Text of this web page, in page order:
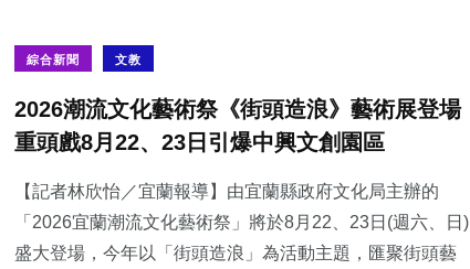
綜合新聞 文教
2026潮流文化藝術祭《街頭造浪》藝術展登場
重頭戲8月22、23日引爆中興文創園區
【記者林欣怡／宜蘭報導】由宜蘭縣政府文化局主辦的
「2026宜蘭潮流文化藝術祭」將於8月22、23日(週六、日)
盛大登場，今年以「街頭造浪」為活動主題，匯聚街頭藝